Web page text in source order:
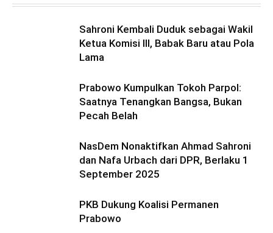
Sahroni Kembali Duduk sebagai Wakil
Ketua Komisi III, Babak Baru atau Pola
Lama
Prabowo Kumpulkan Tokoh Parpol:
Saatnya Tenangkan Bangsa, Bukan
Pecah Belah
NasDem Nonaktifkan Ahmad Sahroni
dan Nafa Urbach dari DPR, Berlaku 1
September 2025
PKB Dukung Koalisi Permanen
Prabowo